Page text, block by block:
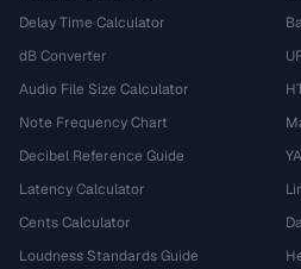
Delay Time Calculator
dB Converter
Audio File Size Calculator
Note Frequency Chart
Decibel Reference Guide
Latency Calculator
Cents Calculator
Loudness Standards Guide